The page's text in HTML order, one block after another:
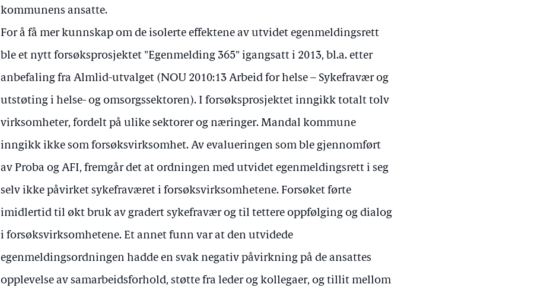
kommunens ansatte.
For å få mer kunnskap om de isolerte effektene av utvidet egenmeldingsrett
ble et nytt forsøksprosjektet "Egenmelding 365" igangsatt i 2013, bl.a. etter
anbefaling fra Almlid-utvalget (NOU 2010:13 Arbeid for helse – Sykefravær og
utstøting i helse- og omsorgssektoren). I forsøksprosjektet inngikk totalt tolv
virksomheter, fordelt på ulike sektorer og næringer. Mandal kommune
inngikk ikke som forsøksvirksomhet. Av evalueringen som ble gjennomført
av Proba og AFI, fremgår det at ordningen med utvidet egenmeldingsrett i seg
selv ikke påvirket sykefraværet i forsøksvirksomhetene. Forsøket førte
imidlertid til økt bruk av gradert sykefravær og til tettere oppfølging og dialog
i forsøksvirksomhetene. Et annet funn var at den utvidede
egenmeldingsordningen hadde en svak negativ påvirkning på de ansattes
opplevelse av samarbeidsforhold, støtte fra leder og kollegaer, og tillit mellom